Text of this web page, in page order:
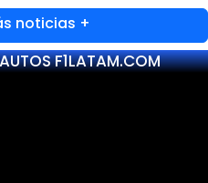
noticias +
F1LATAM.COM